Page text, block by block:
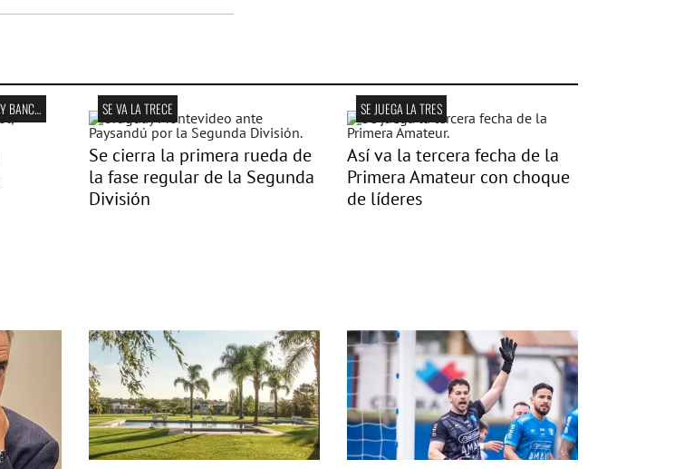
TRIANGULACIONES SOSPECHOSAS Y BANCA OFFSHORE SE VA LA TRECE
Se cierra la primera rueda de
la fase regular de la Segunda
División
SE JUEGA LA TRES
Así va la tercera fecha de la
Primera Amateur con choque
de líderes